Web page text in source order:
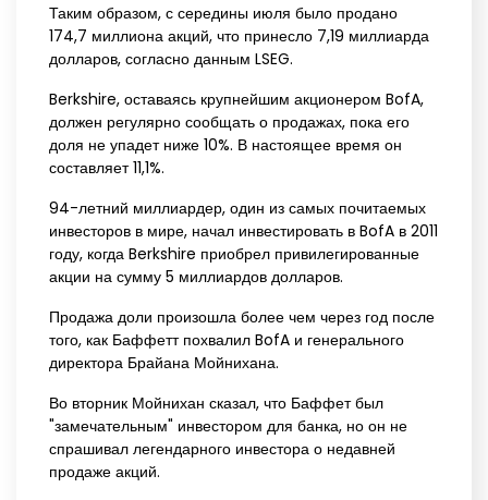
Таким образом, с середины июля было продано
174,7 миллиона акций, что принесло 7,19 миллиарда
долларов, согласно данным LSEG.
Berkshire, оставаясь крупнейшим акционером BofA,
должен регулярно сообщать о продажах, пока его
доля не упадет ниже 10%. В настоящее время он
составляет 11,1%.
94-летний миллиардер, один из самых почитаемых
инвесторов в мире, начал инвестировать в BofA в 2011
году, когда Berkshire приобрел привилегированные
акции на сумму 5 миллиардов долларов.
Продажа доли произошла более чем через год после
того, как Баффетт похвалил BofA и генерального
директора Брайана Мойнихана.
Во вторник Мойнихан сказал, что Баффет был
"замечательным" инвестором для банка, но он не
спрашивал легендарного инвестора о недавней
продаже акций.